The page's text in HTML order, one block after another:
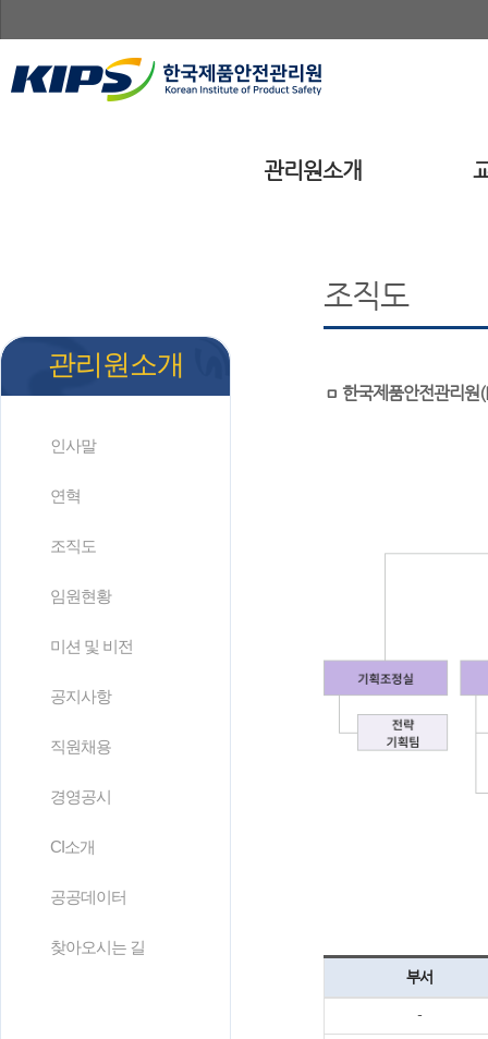
관리원소개
관리원소개
인사말
연혁
조직도
임원현황
미션 및 비전
공지사항
직원채용
경영공시
CI소개
공공데이터
찾아오시는 길
조직도
ㅁ 한국제품안전관리원
부서
-